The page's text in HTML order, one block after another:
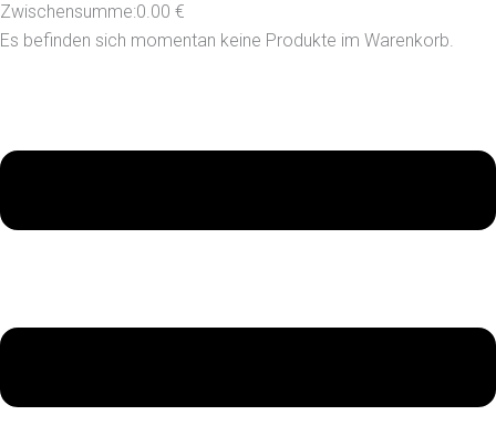
Zwischensumme:0.00 €
Es befinden sich momentan keine Produkte im Warenkorb.